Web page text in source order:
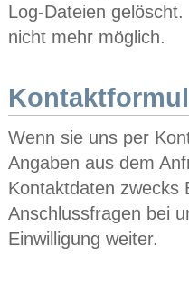
Log-Dateien
nicht mehr möglich.
Wenn sie uns per
Angaben aus dem
Kontaktdaten zwecks
Anschlussfragen bei
Einwilligung weiter.